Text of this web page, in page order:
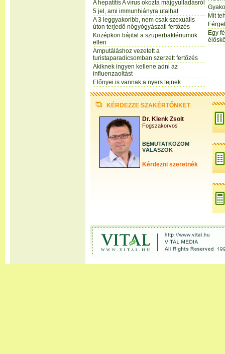
A hepatitis A vírus okozta májgyulladásról
5 jel, ami immunhiányra utalhat
A 3 leggyakoribb, nem csak szexuális
úton terjedő nőgyógyászati fertőzés
Középkori bájital a szuperbaktériumok
ellen
Amputáláshoz vezetett a
turistaparadicsomban szerzett fertőzés
Akiknek ingyen kellene adni az
influenzaoltást
Előnyei is vannak a nyers tejnek
Mit
Egy
KÉRDEZZE SZAKÉRTŐNKET
Dr. Klenk Zsolt
Fogszakorvos
BEMUTATKOZOM
VÁLASZOK
Kérdezni szeretnék